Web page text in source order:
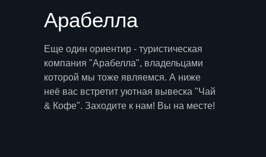
Еще один ориентир - туристическая
компания "Арабелла", владельцами
которой мы тоже являемся. А ниже
неё вас встретит уютная вывеска "Чай
& Кофе". Заходите к нам! Вы на месте!
Арабелла